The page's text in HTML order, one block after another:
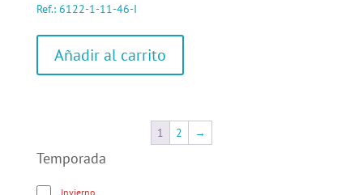
Ref.: 6122-1-11-46-I
Añadir al carrito
1 2 →
Temporada
Invierno